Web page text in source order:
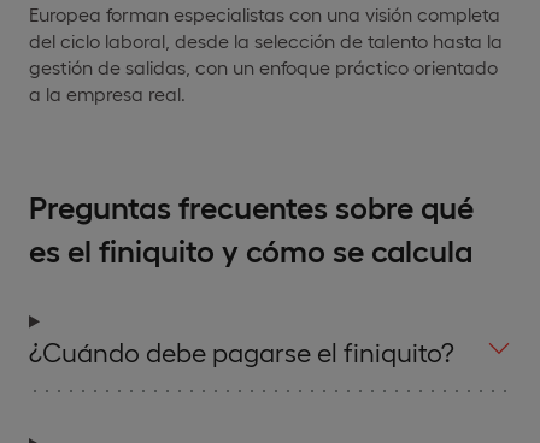
Europea forman especialistas con una visión completa
del ciclo laboral, desde la selección de talento hasta la
gestión de salidas, con un enfoque práctico orientado
a la empresa real.
Preguntas frecuentes sobre qué
es el finiquito y cómo se calcula
¿Cuándo debe pagarse el finiquito?